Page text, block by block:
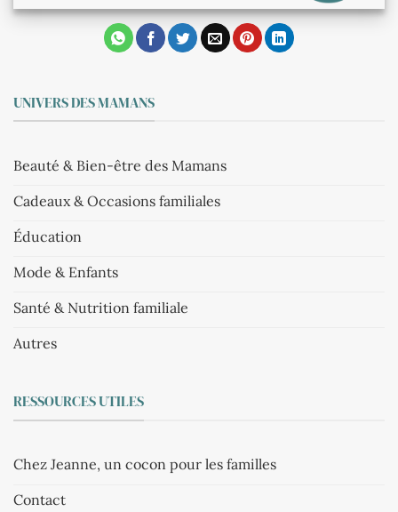
UNIVERS DES MAMANS
Beauté & Bien-être des Mamans
Cadeaux & Occasions familiales
Éducation
Mode & Enfants
Santé & Nutrition familiale
Autres
RESSOURCES UTILES
Chez Jeanne, un cocon pour les familles
Contact